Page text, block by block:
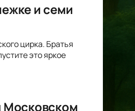
и семи
цирка. Братья
это яркое
Московском